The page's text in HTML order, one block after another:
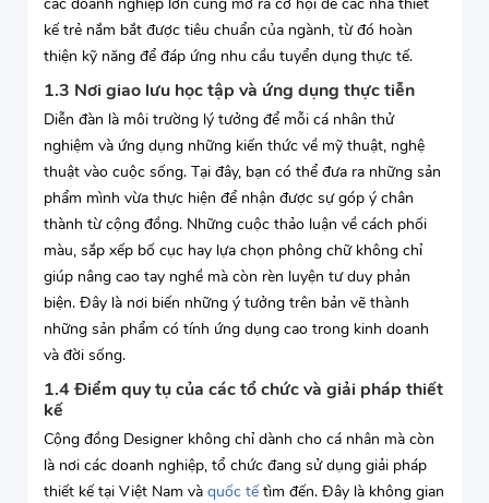
kế trẻ nắm bắt được tiêu chuẩn của ngành, từ đó hoàn
thiện kỹ năng để đáp ứng nhu cầu tuyển dụng thực tế.
1.3 Nơi giao lưu học tập và ứng dụng thực tiễn
Diễn đàn là môi trường lý tưởng để mỗi cá nhân thử
nghiệm và ứng dụng những kiến thức về mỹ thuật, nghệ
thuật vào cuộc sống. Tại đây, bạn có thể đưa ra những sản
phẩm mình vừa thực hiện để nhận được sự góp ý chân
thành từ cộng đồng. Những cuộc thảo luận về cách phối
màu, sắp xếp bố cục hay lựa chọn phông chữ không chỉ
giúp nâng cao tay nghề mà còn rèn luyện tư duy phản
biện. Đây là nơi biến những ý tưởng trên bản vẽ thành
những sản phẩm có tính ứng dụng cao trong kinh doanh
và đời sống.
1.4 Điểm quy tụ của các tổ chức và giải pháp thiết
kế
Cộng đồng Designer không chỉ dành cho cá nhân mà còn
là nơi các doanh nghiệp, tổ chức đang sử dụng giải pháp
thiết kế tại Việt Nam và quốc tế tìm đến. Đây là không gian